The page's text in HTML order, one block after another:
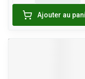
Ajouter au